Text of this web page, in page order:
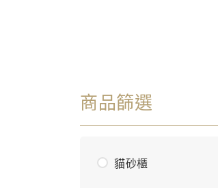
商品篩選
貓砂櫃